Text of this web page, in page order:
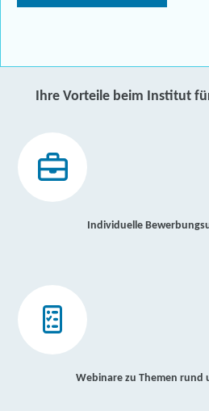
Ihre Vorteile beim Institut
Individuelle
Webinare zu Themen rund